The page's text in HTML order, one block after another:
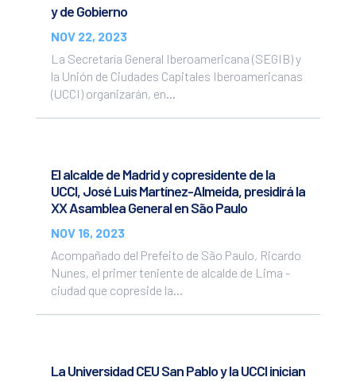
y de Gobierno
NOV 22, 2023
La Secretaría General Iberoamericana (SEGIB) y
la Unión de Ciudades Capitales Iberoamericanas
(UCCI) organizarán, en...
El alcalde de Madrid y copresidente de la
UCCI, José Luis Martínez-Almeida, presidirá la
XX Asamblea General en São Paulo
NOV 16, 2023
Acompañado del Prefeito de São Paulo, Ricardo
Nunes, el primer teniente de alcalde de Lima -
ciudad que copreside la...
La Universidad CEU San Pablo y la UCCI inician